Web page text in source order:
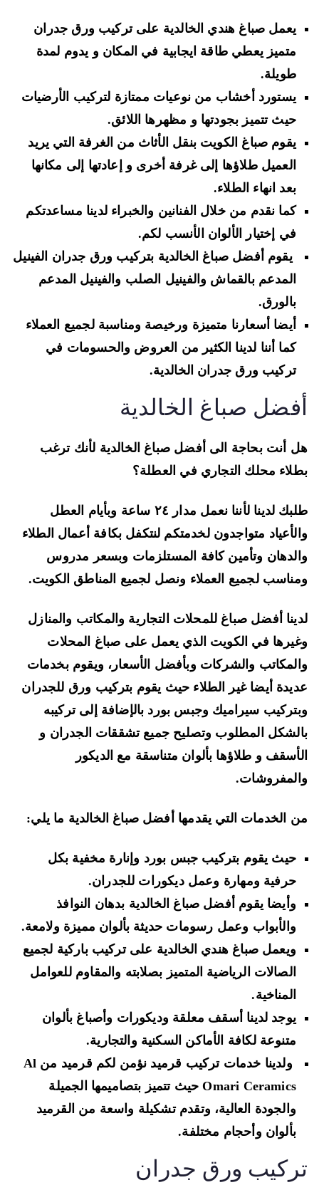
يعمل صباغ هندي الخالدية على تركيب ورق جدران
متميز يعطي طاقة ايجابية في المكان و يدوم لمدة
طويلة.
يستورد أخشاب من نوعيات ممتازة لتركيب الأرضيات
حيث تتميز بجودتها و مظهرها اللائق.
يقوم صباغ الكويت بنقل الأثاث من الغرفة التي يريد
العميل طلاؤها إلى غرفة أخرى و إعادتها إلى مكانها
بعد انهاء الطلاء.
كما نقدم من خلال الفنانين والخبراء لدينا مساعدتكم
في إختيار الألوان الأنسب لكم.
يقوم أفضل صباغ الخالدية بتركيب ورق جدران الفينيل
المدعم بالقماش والفينيل الصلب والفينيل المدعم
بالورق.
أيضا أسعارنا متميزة ورخيصة ومناسبة لجميع العملاء
كما أننا لدينا الكثير من العروض والحسومات في
تركيب ورق جدران الخالدية.
صباغ الخالدية
أنت بحاجة الى أفضل صباغ الخالدية لأنك ترغب
محلك التجاري في العطلة؟
طلبك لدينا لأننا نعمل مدار ٢٤ ساعة وبأيام العطل
متواجدون لخدمتكم لنتكفل بكافة أعمال الطلاء
وتأمين كافة المستلزمات وبسعر مدروس
لجميع العملاء ونصل لجميع المناطق الكويت.
أفضل صباغ للمحلات التجارية والمكاتب والمنازل
في الكويت الذي يعمل على صباغ المحلات
والشركات وبأفضل الأسعار، ويقوم بخدمات
أيضا غير الطلاء حيث يقوم بتركيب ورق للجدران
سيراميك وجبس بورد بالإضافة إلى تركيبه
المطلوب وتصليح جميع تشققات الجدران و
و طلاؤها بألوان متناسقة مع الديكور
الخدمات التي يقدمها أفضل صباغ الخالدية ما يلي:
حيث يقوم بتركيب جبس بورد وإنارة مخفية بكل
حرفية ومهارة وعمل ديكورات للجدران.
وأيضا يقوم أفضل صباغ الخالدية بدهان النوافذ
والأبواب وعمل رسومات حديثة بألوان مميزة ولامعة.
ويعمل صباغ هندي الخالدية على تركيب باركية لجميع
الصالات الرياضية المتميز بصلابته والمقاوم للعوامل
المناخية.
يوجد لدينا أسقف معلقة وديكورات وأصباغ بألوان
متنوعة لكافة الأماكن السكنية والتجارية.
ولدينا خدمات تركيب قرميد نؤمن لكم قرميد من Al
Omari Ceramics حيث تتميز بتصاميمها الجميلة
والجودة العالية، وتقدم تشكيلة واسعة من القرميد
بألوان وأحجام مختلفة.
ورق جدران